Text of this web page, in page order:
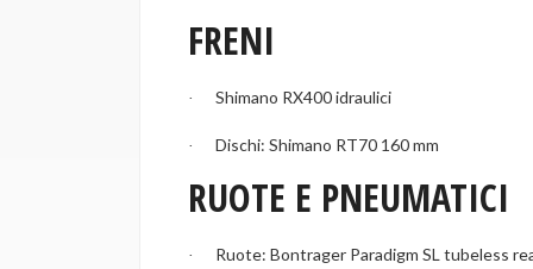
FRENI
· Shimano RX400 idraulici
· Dischi: Shimano RT70 160 mm
RUOTE E PNEUMATICI
· Ruote: Bontrager Paradigm SL tubeless